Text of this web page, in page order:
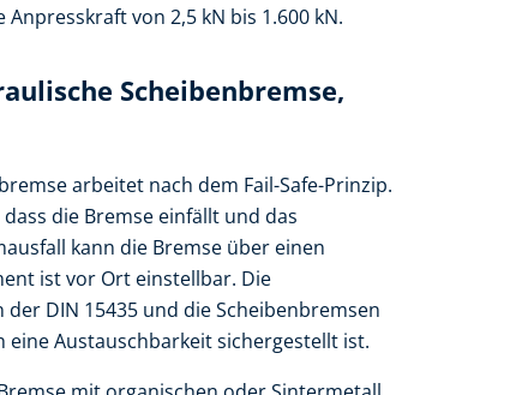
von 2,5 kN bis 1.600 kN.
Scheibenbremse,
arbeitet nach dem Fail-Safe-Prinzip.
die Bremse einfällt und das
kann die Bremse über einen
ist vor Ort einstellbar. Die
DIN 15435 und die Scheibenbremsen
Austauschbarkeit sichergestellt ist.